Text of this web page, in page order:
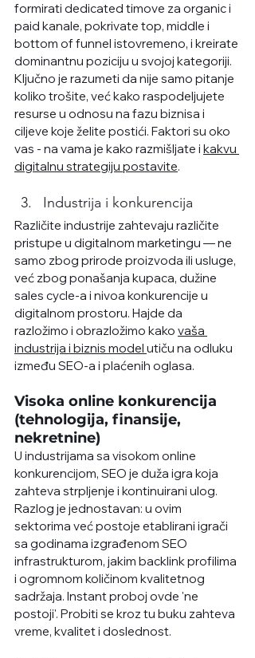
formirati dedicated timove za organic i
paid kanale, pokrivate top, middle i
bottom of funnel istovremeno, i kreirate
dominantnu poziciju u svojoj kategoriji.
Ključno je razumeti da nije samo pitanje
koliko trošite, već kako raspodeljujete
resurse u odnosu na fazu biznisa i
ciljeve koje želite postići. Faktori su oko
vas - na vama je kako razmišljate i kakvu
digitalnu strategiju postavite.
Industrija i konkurencija
Različite industrije zahtevaju različite
pristupe u digitalnom marketingu — ne
samo zbog prirode proizvoda ili usluge,
već zbog ponašanja kupaca, dužine
sales cycle-a i nivoa konkurencije u
digitalnom prostoru. Hajde da
razložimo i obrazložimo kako vaša
industrija i biznis model utiču na odluku
između SEO-a i plaćenih oglasa.
Visoka online konkurencija
(tehnologija, finansije,
nekretnine)
U industrijama sa visokom online
konkurencijom, SEO je duža igra koja
zahteva strpljenje i kontinuirani ulog.
Razlog je jednostavan: u ovim
sektorima već postoje etablirani igrači
sa godinama izgrađenom SEO
infrastrukturom, jakim backlink profilima
i ogromnom količinom kvalitetnog
sadržaja. Instant proboj ovde 'ne
postoji'. Probiti se kroz tu buku zahteva
vreme, kvalitet i doslednost.